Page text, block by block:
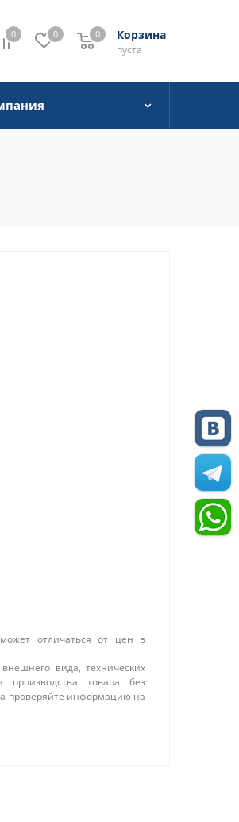
0 0 Корзина
0
пуста
0
отличаться от цен в
вида, технических
производства товара без
проверяйте информацию на